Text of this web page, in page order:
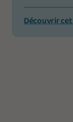
Découvrir